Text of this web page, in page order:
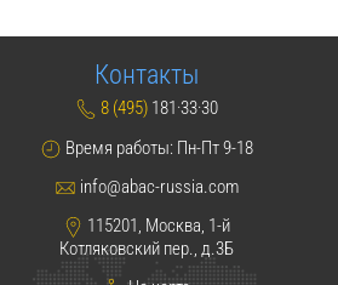
Контакты
8 (495) 181·33·30
Время работы: Пн-Пт 9-18
info@abac-russia.com
115201, Москва, 1-й
Котляковский пер., д.3Б